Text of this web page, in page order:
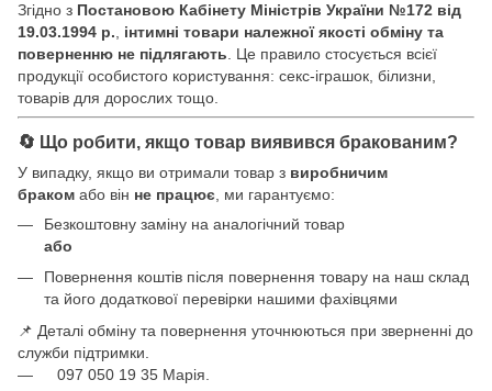
Згідно з Постановою Кабінету Міністрів України №172 від
19.03.1994 р.
інтимні товари належної якості обміну та
поверненню не підлягають . Це правило стосується всієї
продукції особистого користування: секс-іграшок, білизни,
товарів для дорослих тощо.
🔄 Що робити, якщо товар виявився бракованим?
У випадку, якщо ви отримали товар з виробничим
браком або він не працює , ми гарантуємо:
Безкоштовну заміну на аналогічний товар
або
Повернення коштів після повернення товару на наш склад
та його додаткової перевірки нашими фахівцями
📌 Деталі обміну та повернення уточнюються при зверненні до
служби підтримки.
097 050 19 35 Марія.